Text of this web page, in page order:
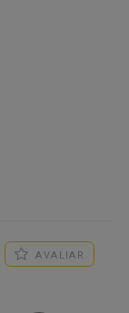
AVALIAR